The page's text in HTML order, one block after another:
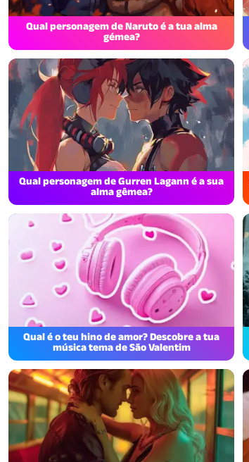
Qual personagem de Naruto é a tua alma
gémea?
Qual personagem de Gurren Lagann é a sua
alma gêmea?
Qual é o teu hino de amor? Descobre a tua
música tema de São Valentim